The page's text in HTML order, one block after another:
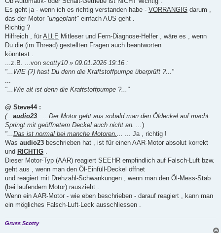
Es geht ja - wenn ich es richtig verstanden habe - VORRANGIG darum ,
das der Motor "ungeplant" einfach AUS geht .
Richtig ?
Hilfreich , für ALLE Mitleser und Fern-Diagnose-Helfer , wäre es , wenn
Du die (im Thread) gestellten Fragen auch beantworten
könntest .
...z.B. ...von scotty10 » 09.01.2026 19:16 :
"...WIE (?) hast Du denn die Kraftstoffpumpe überprüft ?..."
"...Wie alt ist denn die Kraftstoffpumpe ?..."
@ Steve44 :
(... audio23 : ...Der Motor geht aus sobald man den Öldeckel auf macht.
Springt mit geöffnetem Deckel auch nicht an. ... )
"... Das ist normal bei manche Motoren.
... Ja , richtig !
Was audio23 beschrieben hat , ist für einen AAR-Motor absolut korrekt
und RICHTIG
Dieser Motor-Typ (AAR) reagiert SEEHR empfindlich auf Falsch-Luft bzw.
geht aus , wenn man den Öl-Einfüll-Deckel öffnet
und reagiert mit Drehzahl-Schwankungen , wenn man den Öl-Mess-Stab
(bei laufendem Motor) rauszieht .
Wenn ein AAR-Motor - wie eben beschrieben - darauf reagiert , kann man
ein mögliches Falsch-Luft-Leck ausschliessen .
Gruss Scotty